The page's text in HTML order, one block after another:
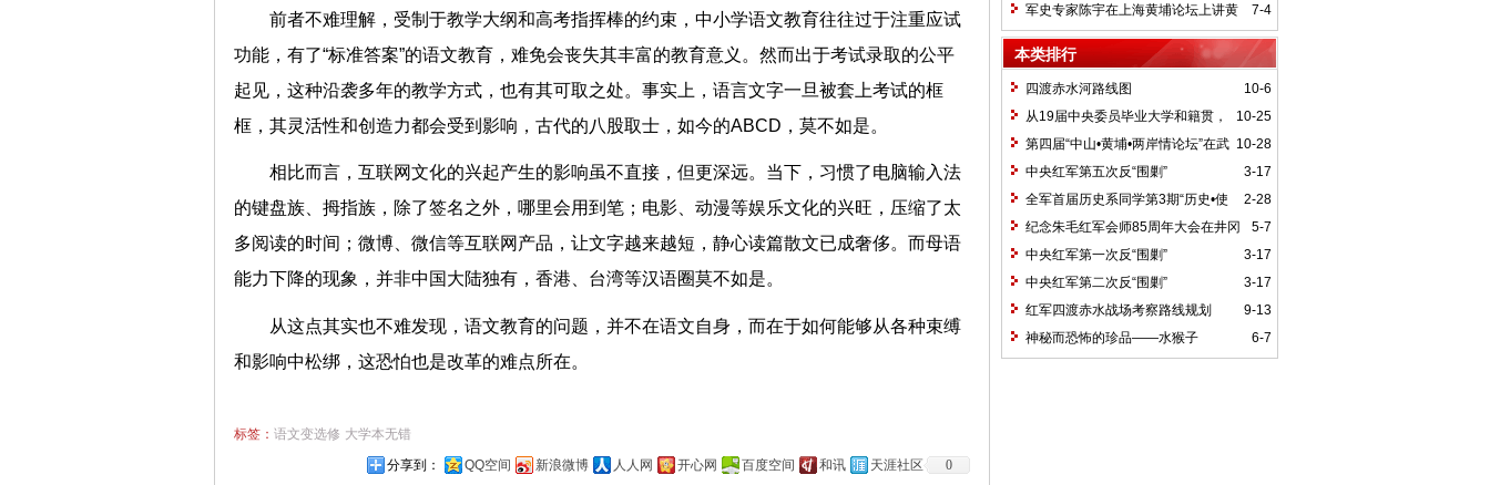
前者不难理解，受制于教学大纲和高考指挥棒的约束，中小学语文教育往往过于注重应试
功能，有了“标准答案”的语文教育，难免会丧失其丰富的教育意义。然而出于考试录取的公平
起见，这种沿袭多年的教学方式，也有其可取之处。事实上，语言文字一旦被套上考试的框
框，其灵活性和创造力都会受到影响，古代的八股取士，如今的ABCD，莫不如是。
相比而言，互联网文化的兴起产生的影响虽不直接，但更深远。当下，习惯了电脑输入法
的键盘族、拇指族，除了签名之外，哪里会用到笔；电影、动漫等娱乐文化的兴旺，压缩了太
多阅读的时间；微博、微信等互联网产品，让文字越来越短，静心读篇散文已成奢侈。而母语
能力下降的现象，并非中国大陆独有，香港、台湾等汉语圈莫不如是。
从这点其实也不难发现，语文教育的问题，并不在语文自身，而在于如何能够从各种束缚
和影响中松绑，这恐怕也是改革的难点所在。
标签： 语文变选修 大学本无错
分享到：
QQ空间 新浪微博 人人网 开心网 百度空间 和讯 天涯社区 0
役精神
7-4
军史专家陈宇在上海黄埔论坛上讲黄
埔精神与国家统一大业
本类排行
10-6
四渡赤水河路线图
10-25
从19届中央委员毕业大学和籍贯，
看当代中国文化区域积淀
10-28
第四届“中山•黄埔•两岸情论坛”在武
汉举行
3-17
中央红军第五次反“围剿”
2-28
全军首届历史系同学第3期“历史•使
命”论坛纪要
5-7
纪念朱毛红军会师85周年大会在井冈
山召开
3-17
中央红军第一次反“围剿”
3-17
中央红军第二次反“围剿”
9-13
红军四渡赤水战场考察路线规划
6-7
神秘而恐怖的珍品——水猴子